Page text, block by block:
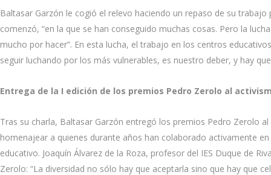
Baltasar Garzón le cogió el relevo haciendo un repaso de su
comenzó, “en la que se han conseguido muchas cosas. Pero la
mucho por hacer”. En esta lucha, el trabajo en los centros
seguir luchando por los más vulnerables, es nuestro deber, y hay
Entrega de la I edición de los premios Pedro Zerolo al
Tras su charla, Baltasar Garzón entregó los premios Pedro Zerolo
homenajear a quienes durante años han colaborado activamente
educativo. Joaquín Álvarez de la Roza, profesor del IES Duque de
Zerolo: “La diversidad no sólo hay que aceptarla sino que hay que